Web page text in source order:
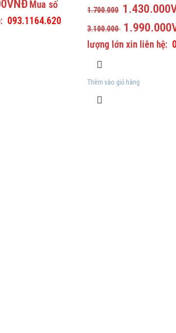
Mua số
093.1164.620
1.700.000
3.100.000
lượng lớn xin liên hệ:
Thêm vào giỏ hàng